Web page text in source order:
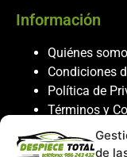
de
Información
Quiénes
Condiciones
Política de
Términos y
Política de